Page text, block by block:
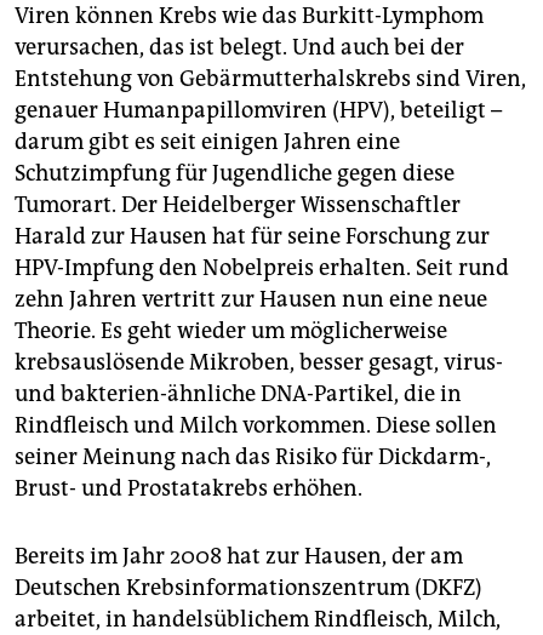
genossenschaft
epaper login
Viren können Krebs wie das Burkitt-Lymphom
verursachen, das ist belegt. Und auch bei der
Entstehung von Gebärmutterhalskrebs sind Viren,
genauer Humanpapillomviren (HPV), beteiligt –
darum gibt es seit einigen Jahren eine
Schutzimpfung für Jugendliche gegen diese
Tumorart. Der Heidelberger Wissenschaftler
Harald zur Hausen hat für seine Forschung zur
HPV-Impfung den Nobelpreis erhalten. Seit rund
zehn Jahren vertritt zur Hausen nun eine neue
Theorie. Es geht wieder um möglicherweise
krebsauslösende Mikroben, besser gesagt, virus-
und bakterien-ähnliche DNA-Partikel, die in
Rindfleisch und Milch vorkommen. Diese sollen
seiner Meinung nach das Risiko für Dickdarm-,
Brust- und Prostatakrebs erhöhen.
Bereits im Jahr 2008 hat zur Hausen, der am
Deutschen Krebsinformationszentrum (DKFZ)
arbeitet, in handelsüblichem Rindfleisch, Milch,